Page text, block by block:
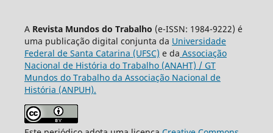
A Revista Mundos do Trabalho (e-ISSN: 1984-9222) é
uma publicação digital conjunta da Universidade
Federal de Santa Catarina (UFSC) e da Associação
Nacional de História do Trabalho (ANAHT) / GT
Mundos do Trabalho da Associação Nacional de
História (ANPUH).